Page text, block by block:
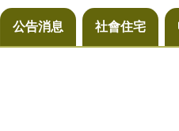
公告消息 社會住宅